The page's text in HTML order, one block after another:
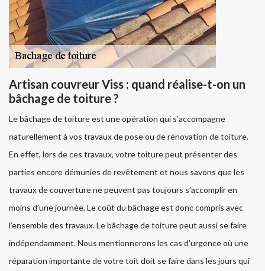
Artisan couvreur Viss : quand réalise-t-on un
bâchage de toiture ?
Le bâchage de toiture est une opération qui s’accompagne
naturellement à vos travaux de pose ou de rénovation de toiture.
En effet, lors de ces travaux, votre toiture peut présenter des
parties encore démunies de revêtement et nous savons que les
travaux de couverture ne peuvent pas toujours s’accomplir en
moins d’une journée. Le coût du bâchage est donc compris avec
l’ensemble des travaux. Le bâchage de toiture peut aussi se faire
indépendamment. Nous mentionnerons les cas d’urgence où une
réparation importante de votre toit doit se faire dans les jours qui